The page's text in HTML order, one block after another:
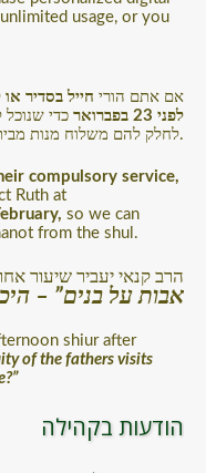
usage, or you
אם אתם הורי חייל בסדיר
לפני 23 בפברואר
כדי שנוכל
לחלק להם משלוח מנות מבית הכנסת.
compulsory service,
Ruth at
so we can
from the shul.
הרב קנאי יעביר שיעור
אבות על בנים” –
shiur after
of the fathers visits
הודעות בקהילה